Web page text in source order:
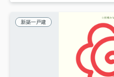
新築一戸建